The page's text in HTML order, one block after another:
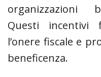
organizzazioni
Questi incentivi
l’onere fiscale e
beneficenza.